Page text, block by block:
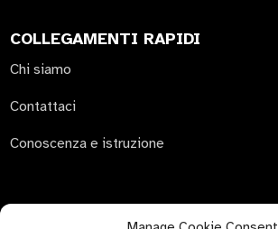
COLLEGAMENTI RAPIDI
Chi siamo
Contattaci
Conoscenza e istruzione